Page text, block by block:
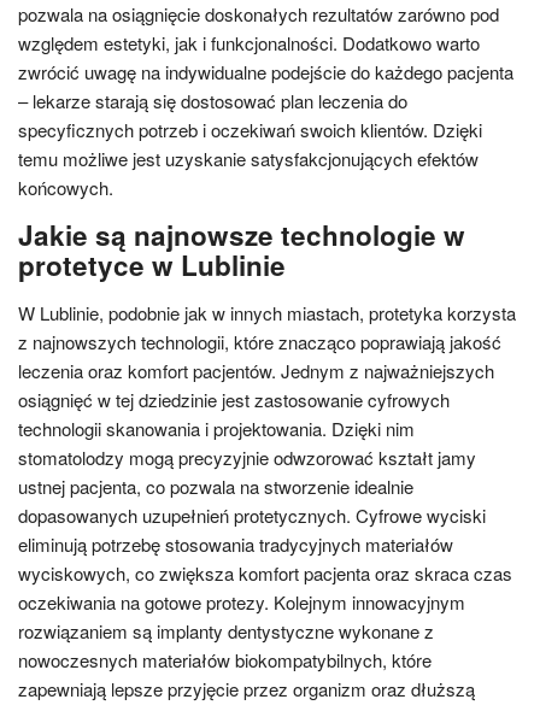
pozwala na osiągnięcie doskonałych rezultatów zarówno pod
względem estetyki, jak i funkcjonalności. Dodatkowo warto
zwrócić uwagę na indywidualne podejście do każdego pacjenta
– lekarze starają się dostosować plan leczenia do
specyficznych potrzeb i oczekiwań swoich klientów. Dzięki
temu możliwe jest uzyskanie satysfakcjonujących efektów
końcowych.
Jakie są najnowsze technologie w
protetyce w Lublinie
W Lublinie, podobnie jak w innych miastach, protetyka korzysta
z najnowszych technologii, które znacząco poprawiają jakość
leczenia oraz komfort pacjentów. Jednym z najważniejszych
osiągnięć w tej dziedzinie jest zastosowanie cyfrowych
technologii skanowania i projektowania. Dzięki nim
stomatolodzy mogą precyzyjnie odwzorować kształt jamy
ustnej pacjenta, co pozwala na stworzenie idealnie
dopasowanych uzupełnień protetycznych. Cyfrowe wyciski
eliminują potrzebę stosowania tradycyjnych materiałów
wyciskowych, co zwiększa komfort pacjenta oraz skraca czas
oczekiwania na gotowe protezy. Kolejnym innowacyjnym
rozwiązaniem są implanty dentystyczne wykonane z
nowoczesnych materiałów biokompatybilnych, które
zapewniają lepsze przyjęcie przez organizm oraz dłuższą